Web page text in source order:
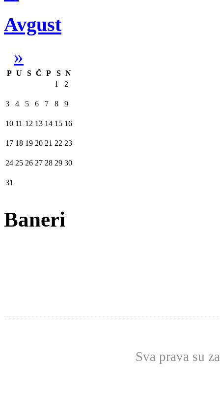
Avgust
»
P U S Č P S N
1
2
3 4 5 6 7 8 9
10 11 12 13 14 15 16
17 18 19 20 21 22 23
24 25 26 27 28 29 30
31
Baneri
Sva prava su